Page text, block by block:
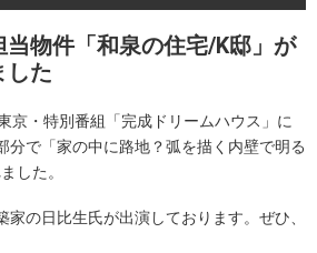
物件「和泉の住宅/K邸」が
した
京・特別番組「完成ドリームハウス」に
分で「家の中に路地？弧を描く内壁で明る
した。
家の日比生氏が出演しております。ぜひ、